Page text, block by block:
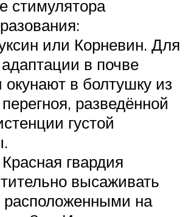
стимулятора
или Корневин. Для
в почве
окунают в болтушку из
разведённой
густой
гвардия
высаживать
на